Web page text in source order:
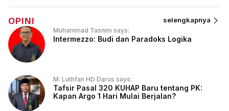
OPINI selengkapnya
Muhammad Tasnim says:
Intermezzo: Budi dan Paradoks Logika
M. Luthfan HD Darus says:
Tafsir Pasal 320 KUHAP Baru tentang PK:
Kapan Argo 1 Hari Mulai Berjalan?